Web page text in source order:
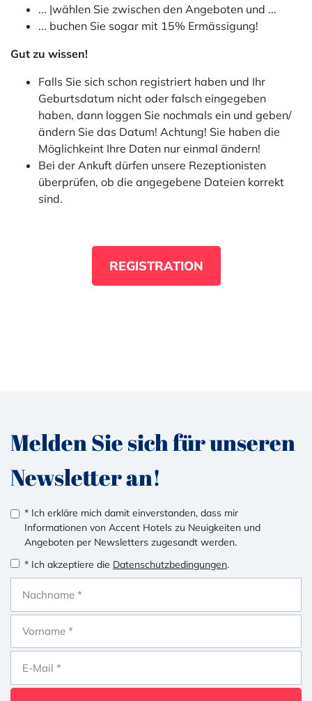
... |wählen Sie zwischen den Angeboten und ...
... buchen Sie sogar mit 15% Ermässigung!
Gut zu wissen!
Falls Sie sich schon registriert haben und Ihr
Geburtsdatum nicht oder falsch eingegeben
haben, dann loggen Sie nochmals ein und geben/
ändern Sie das Datum! Achtung! Sie haben die
Möglichkeint Ihre Daten nur einmal ändern!
Bei der Ankuft dürfen unsere Rezeptionisten
überprüfen, ob die angegebene Dateien korrekt
sind.
REGISTRATION
Melden Sie sich für unseren
Newsletter an!
* Ich erkläre mich damit einverstanden, dass mir
Informationen von Accent Hotels zu Neuigkeiten und
Angeboten per Newsletters zugesandt werden.
* Ich akzeptiere die Datenschutzbedingungen.